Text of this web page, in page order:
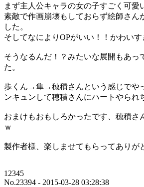
まず主人公キャラの女の子すごく可愛
素敵で作画崩壊もしておらず絵師さん
した。
そしてなによりOPがいい！！かわいす
そうなるんだ！？みたいな展開もあっ
た。
歩くん→隼→穂積さんという感じでや
ンキュンして穂積さんにハートやられ
おまけもおもしろかったです、穂積さ
ｗ
製作者様、楽しませてもらってありが
12345
No.23394 - 2015-03-28 03:28:38